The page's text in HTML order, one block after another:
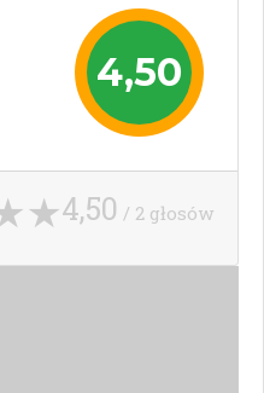
4,50
4,50 / 2 głosów